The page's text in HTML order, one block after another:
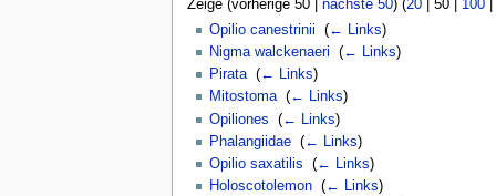
Zeige (vorherige 50| nächste 50) (20| 50| 100|
Opilio canestrinii
(← Links)
Nigma walckenaeri
(← Links)
Pirata‎ (← Links)
Mitostoma‎ (← Links)
Opiliones
(← Links)
Phalangiidae‎ (← Links)
Opilio saxatilis
(← Links)
Holoscotolemon‎ (← Links)